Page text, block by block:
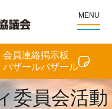
MENU
会員連絡掲示板
バザールバザール
委員会活動